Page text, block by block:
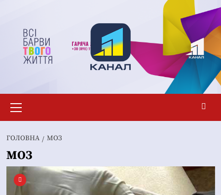
вмісту
меню
ГОЛОВНА МОЗ
МОЗ